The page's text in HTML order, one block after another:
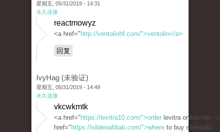
星期五, 05/31/2019 - 14:31
永久连接
reactmowyz
<a href=" http://ventolinhf.com/">ventolin</a>
回复
IvyHag (未验证)
星期五, 05/31/2019 - 14:49
永久连接
vkcwkmtk
<a href=" https://levitra10.com/">order levitra online</a>
href=" https://sildenafiltab.com/">where to buy sildenafil